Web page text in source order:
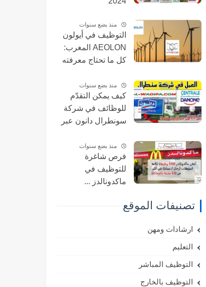
منذ بضع سنوات
التوظيف في أيولون
AEOLON المغرب:
كل ما تحتاج معرفته
منذ بضع سنوات
كيف يمكن التقدّم
للوظائف في شركة
سونطرال دانون عبر
على فرص عمل لدى
هذه الشركة الريادية
2023-2024؟
منذ بضع سنوات
فرص شاغرة
للتوظيف في
ماكدونالدز ...
طريقة التسجيلتصنيفات الموقع
ارشادات ومهن
التعليم
التوظيف المباشر
التوظيف بالخارج